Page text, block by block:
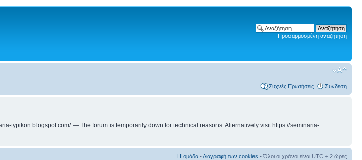
Προσαρμοσμένη αναζήτηση
Συχνές Ερωτήσεις Συνδεση
typikon.blogspot.com/ — The forum is temporarily down for technical reasons. Alternatively visit https://seminaria-
Η ομάδα •Διαγραφή των cookies • Όλοι οι χρόνοι είναι UTC + 2 ώρες